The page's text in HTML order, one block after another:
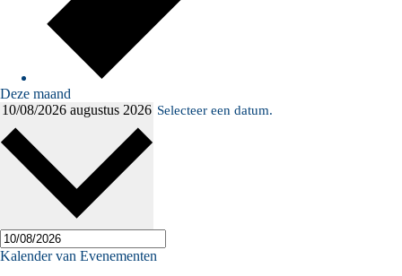
Deze maand
10/08/2026 augustus 2026 Selecteer een datum.
Kalender van Evenementen